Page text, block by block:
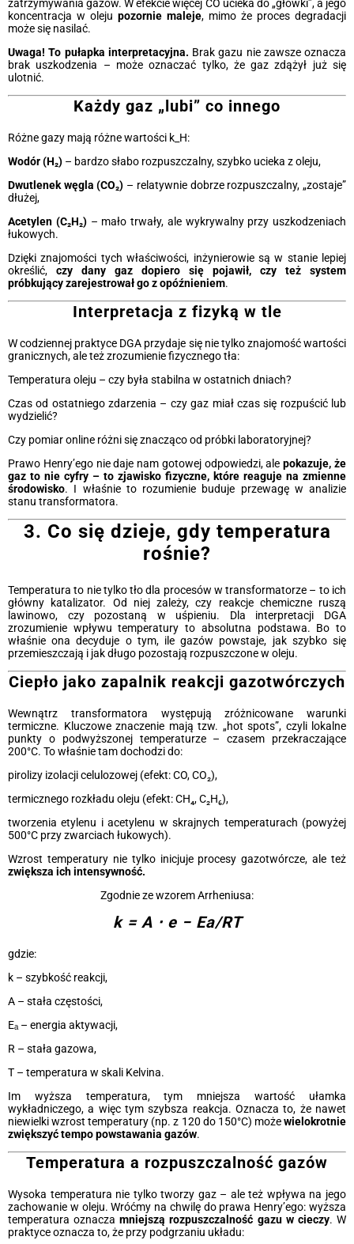
zatrzymywania gazów. W efekcie więcej CO ucieka do „główki”, a jego
koncentracja w oleju pozornie maleje, mimo że proces degradacji
może się nasilać.
Uwaga! To pułapka interpretacyjna. Brak gazu nie zawsze oznacza
brak uszkodzenia – może oznaczać tylko, że gaz zdążył już się
ulotnić.
Każdy gaz „lubi” co innego
Różne gazy mają różne wartości k_H:
Wodór (H₂) – bardzo słabo rozpuszczalny, szybko ucieka z oleju,
Dwutlenek węgla (CO₂) – relatywnie dobrze rozpuszczalny, „zostaje”
dłużej,
Acetylen (C₂H₂)– mało trwały, ale wykrywalny przy uszkodzeniach
łukowych.
Dzięki znajomości tych właściwości, inżynierowie są w stanie lepiej
określić, czy dany gaz dopiero się pojawił, czy też system
próbkujący zarejestrował go z opóźnieniem.
Interpretacja z fizyką w tle
W codziennej praktyce DGA przydaje się nie tylko znajomość wartości
granicznych, ale też zrozumienie fizycznego tła:
Temperatura oleju – czy była stabilna w ostatnich dniach?
Czas od ostatniego zdarzenia – czy gaz miał czas się rozpuścić lub
wydzielić?
Czy pomiar online różni się znacząco od próbki laboratoryjnej?
Prawo Henry’ego nie daje nam gotowej odpowiedzi, alepokazuje, że
gaz to nie cyfry – to zjawisko fizyczne, które reaguje na zmienne
środowisko. I właśnie to rozumienie buduje przewagę w analizie
stanu transformatora.
3. Co się dzieje, gdy temperatura
rośnie?
Temperatura to nie tylko tło dla procesów w transformatorze – to ich
główny katalizator. Od niej zależy, czy reakcje chemiczne ruszą
lawinowo, czy pozostaną w uśpieniu. Dla interpretacji DGA
zrozumienie wpływu temperatury to absolutna podstawa. Bo to
właśnie ona decyduje o tym, ile gazów powstaje, jak szybko się
przemieszczają i jak długo pozostają rozpuszczone w oleju.
Ciepło jako zapalnik reakcji gazotwórczych
Wewnątrz transformatora występują zróżnicowane warunki
termiczne. Kluczowe znaczenie mają tzw. „hot spots”, czyli lokalne
punkty o podwyższonej temperaturze – czasem przekraczające
200°C. To właśnie tam dochodzi do:
pirolizy izolacji celulozowej (efekt: CO, CO₂),
termicznego rozkładu oleju (efekt: CH₄, C₂H₆),
tworzenia etylenu i acetylenu w skrajnych temperaturach (powyżej
500°C przy zwarciach łukowych).
Wzrost temperatury nie tylko inicjuje procesy gazotwórcze, ale też
zwiększa ich intensywność.
Zgodnie ze wzorem Arrheniusa:
k = A ⋅ e − Ea/RT
gdzie:
k – szybkość reakcji,
A – stała częstości,
Eₐ – energia aktywacji,
R – stała gazowa,
T – temperatura w skali Kelvina.
Im wyższa temperatura, tym mniejsza wartość ułamka
wykładniczego, a więc tym szybsza reakcja. Oznacza to, że nawet
niewielki wzrost temperatury (np. z 120 do 150°C) możewielokrotnie
zwiększyć tempo powstawania gazów.
Temperatura a rozpuszczalność gazów
Wysoka temperatura nie tylko tworzy gaz – ale też wpływa na jego
zachowanie w oleju. Wróćmy na chwilę do prawa Henry’ego: wyższa
temperatura oznaczamniejszą rozpuszczalność gazu w cieczy. W
praktyce oznacza to, że przy podgrzaniu układu: